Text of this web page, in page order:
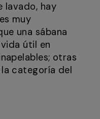
lavado, hay
muy
una sábana
útil en
otras
categoría del